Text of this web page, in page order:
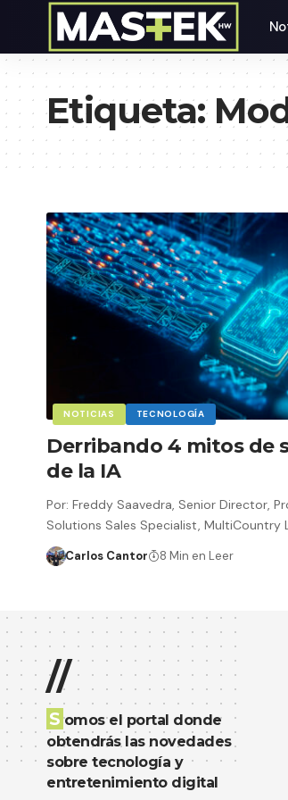
Etiqueta:
NOTICIAS TECNOLOGÍA
Derribando 4 mitos de
de la IA
Por: Freddy Saavedra, Senior Director,
Solutions Sales Specialist, MultiCountry
Carlos Cantor 8 Min en Leer
//
S omos el portal donde
obtendrás las novedades
sobre tecnología y
entretenimiento digital